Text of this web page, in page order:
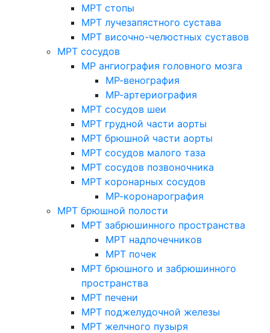
МРТ стопы
МРТ лучезапястного сустава
МРТ височно-челюстных суставов
МРТ сосудов
МР ангиография головного мозга
МР-венография
МР-артериография
МРТ сосудов шеи
МРТ грудной части аорты
МРТ брюшной части аорты
МРТ сосудов малого таза
МРТ сосудов позвоночника
МРТ коронарных сосудов
МР-коронарография
МРТ брюшной полости
МРТ забрюшинного пространства
МРТ надпочечников
МРТ почек
МРТ брюшного и забрюшинного
пространства
МРТ печени
МРТ поджелудочной железы
МРТ желчного пузыря